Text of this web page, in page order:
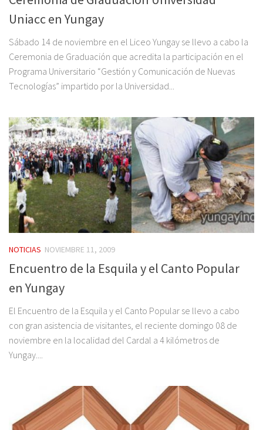
Uniacc en Yungay
Sábado 14 de noviembre en el Liceo Yungay se llevo a cabo la
Ceremonia de Graduación que acredita la participación en el
Programa Universitario “Gestión y Comunicación de Nuevas
Tecnologías” impartido por la Universidad...
NOTICIAS NOVIEMBRE 11, 2009
Encuentro de la Esquila y el Canto Popular
en Yungay
El Encuentro de la Esquila y el Canto Popular se llevo a cabo
con gran asistencia de visitantes, el reciente domingo 08 de
noviembre en la localidad del Cardal a 4 kilómetros de
Yungay....